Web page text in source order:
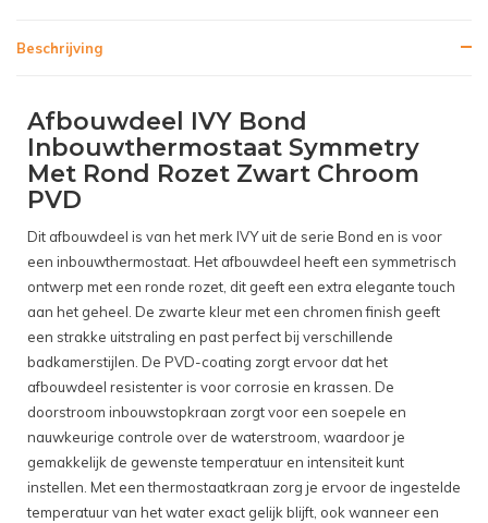
Beschrijving
Afbouwdeel IVY Bond
Inbouwthermostaat Symmetry
Met Rond Rozet Zwart Chroom
PVD
Dit afbouwdeel is van het merk IVY uit de serie Bond en is voor
een inbouwthermostaat. Het afbouwdeel heeft een symmetrisch
ontwerp met een ronde rozet, dit geeft een extra elegante touch
aan het geheel. De zwarte kleur met een chromen finish geeft
een strakke uitstraling en past perfect bij verschillende
badkamerstijlen. De PVD-coating zorgt ervoor dat het
afbouwdeel resistenter is voor corrosie en krassen. De
doorstroom inbouwstopkraan zorgt voor een soepele en
nauwkeurige controle over de waterstroom, waardoor je
gemakkelijk de gewenste temperatuur en intensiteit kunt
instellen. Met een thermostaatkraan zorg je ervoor de ingestelde
temperatuur van het water exact gelijk blijft, ook wanneer een